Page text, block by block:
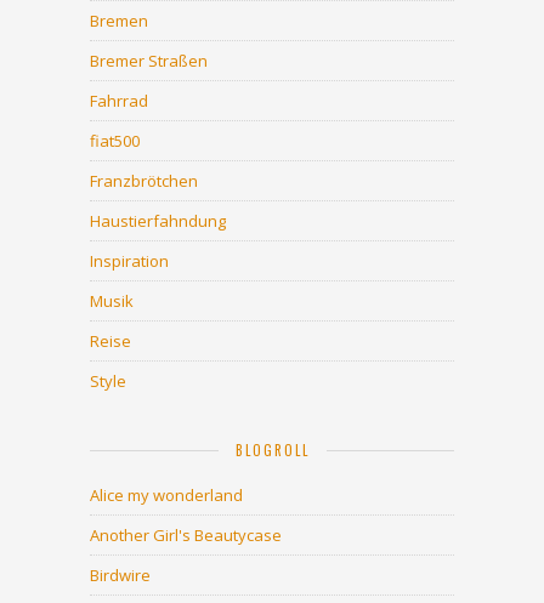
Bremen
Bremer Straßen
Fahrrad
fiat500
Franzbrötchen
Haustierfahndung
Inspiration
Musik
Reise
Style
BLOGROLL
Alice my wonderland
Another Girl's Beautycase
Birdwire